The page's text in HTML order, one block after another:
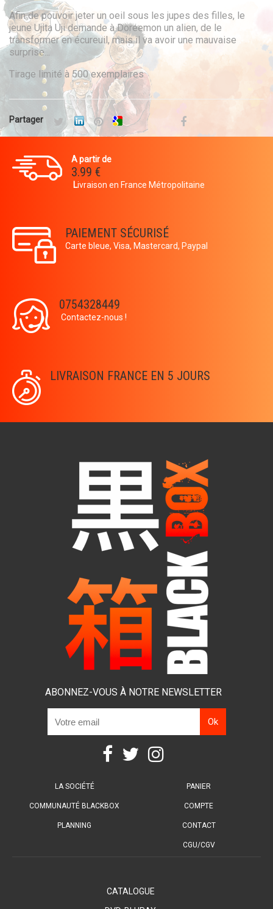
Afin de pouvoir jeter un oeil sous les jupes des filles, le
jeune Ujita Uji demande à Doreemon un alien, de le
transformer en écureuil, mais il va avoir une mauvaise
surprise...
Tirage limité à 500 exemplaires
Partager
A partir de
3.99 €
Livraison en France Métropolitaine
PAIEMENT SÉCURISÉ
Carte bleue, Visa, Mastercard, Paypal
0754328449
Contactez-nous !
LIVRAISON FRANCE EN 5 JOURS
ABONNEZ-VOUS À NOTRE NEWSLETTER
LA SOCIÉTÉ
COMMUNAUTÉ BLACKBOX
PLANNING
PANIER
COMPTE
CONTACT
CGU/CGV
CATALOGUE